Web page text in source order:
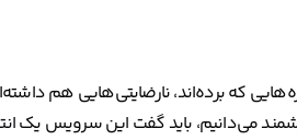
که برده‌اند، نارضایتی‌هایی هم
می‌دانیم، باید گفت این سرویس یک